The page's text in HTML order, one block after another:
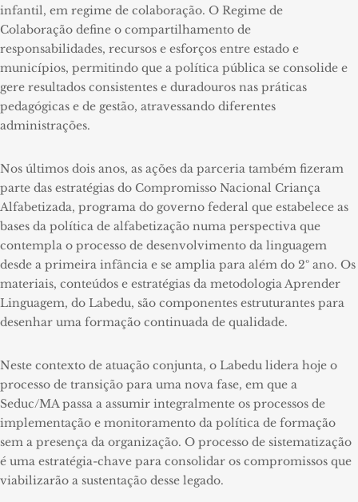
infantil, em regime de colaboração. O Regime de
Colaboração define o compartilhamento de
responsabilidades, recursos e esforços entre estado e
municípios, permitindo que a política pública se consolide e
gere resultados consistentes e duradouros nas práticas
pedagógicas e de gestão, atravessando diferentes
administrações.
Nos últimos dois anos, as ações da parceria também fizeram
parte das estratégias do Compromisso Nacional Criança
Alfabetizada, programa do governo federal que estabelece as
bases da política de alfabetização numa perspectiva que
contempla o processo de desenvolvimento da linguagem
desde a primeira infância e se amplia para além do 2º ano. Os
materiais, conteúdos e estratégias da metodologia Aprender
Linguagem, do Labedu, são componentes estruturantes para
desenhar uma formação continuada de qualidade.
Neste contexto de atuação conjunta, o Labedu lidera hoje o
processo de transição para uma nova fase, em que a
Seduc/MA passa a assumir integralmente os processos de
implementação e monitoramento da política de formação
sem a presença da organização. O processo de sistematização
é uma estratégia-chave para consolidar os compromissos que
viabilizarão a sustentação desse legado.